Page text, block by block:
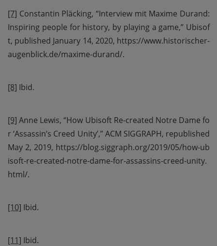
[7] Constantin Pläcking, “Interview mit Maxime Durand:
Inspiring people for history, by playing a game,” Ubisof
t, published January 14, 2020, https://www.historischer-
augenblick.de/maxime-durand/.
[8] Ibid.
[9] Anne Lewis, “How Ubisoft Re-created Notre Dame fo
r ‘Assassin’s Creed Unity’,” ACM SIGGRAPH, republished
May 2, 2019, https://blog.siggraph.org/2019/05/how-ub
isoft-re-created-notre-dame-for-assassins-creed-unity.
html/.
[10] Ibid.
[11] Ibid.